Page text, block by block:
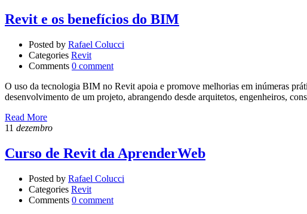
Revit e os benefícios do BIM
Posted by Rafael Colucci
Categories Revit
Comments 0 comment
O uso da tecnologia BIM no Revit apoia e promove melhorias em inúmeras
desenvolvimento de um projeto, abrangendo desde arquitetos, engenheiros,
Read More
11 dezembro
Curso de Revit da AprenderWeb
Posted by Rafael Colucci
Categories Revit
Comments 0 comment